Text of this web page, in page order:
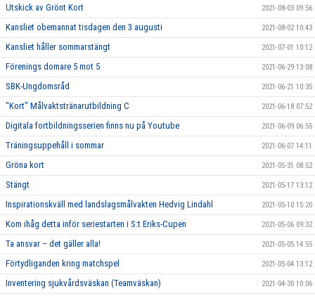
Utskick av Grönt Kort 2021-08-03 09:56
Kansliet obemannat tisdagen den 3 augusti 2021-08-02 10:43
Kansliet håller sommarstängt 2021-07-01 10:12
Förenings domare 5 mot 5 2021-06-29 13:08
SBK-Ungdomsråd 2021-06-21 10:35
"Kort" Målvaktstränarutbildning C 2021-06-18 07:52
Digitala fortbildningsserien finns nu på Youtube 2021-06-09 06:55
Träningsuppehåll i sommar 2021-06-07 14:11
Gröna kort 2021-05-31 08:52
Stängt 2021-05-17 13:12
Inspirationskväll med landslagsmålvakten Hedvig Lindahl 2021-05-10 15:20
Kom ihåg detta inför seriestarten i S:t Eriks-Cupen 2021-05-06 09:32
Ta ansvar – det gäller alla! 2021-05-05 14:55
Förtydliganden kring matchspel 2021-05-04 13:12
Inventering sjukvårdsväskan (Teamväskan) 2021-04-30 10:06